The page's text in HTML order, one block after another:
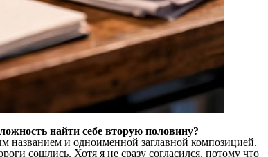
найти себе вторую половину?
названием и одноименной заглавной композицией.
сошлись. Хотя я не сразу согласился, потому что